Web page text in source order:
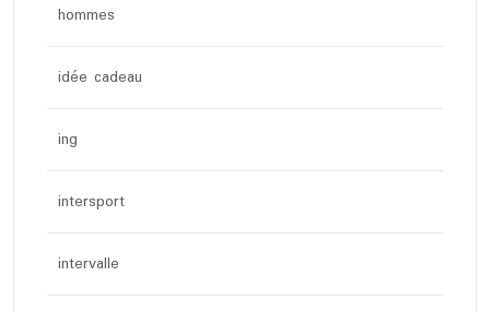
hommes
idée cadeau
ing
intersport
intervalle